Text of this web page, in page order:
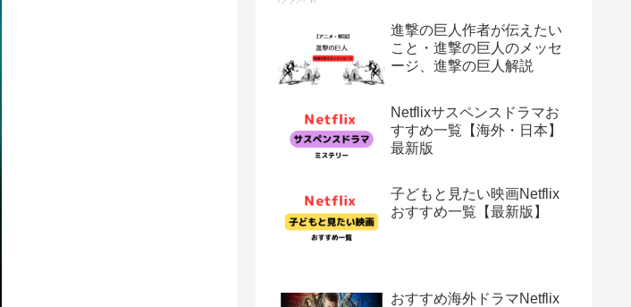
進撃の巨人作者が伝えたい
こと・進撃の巨人のメッセ
ージ、進撃の巨人解説
Netflixサスペンスドラマお
すすめ一覧【海外・日本】
最新版
子どもと見たい映画Netflix
おすすめ一覧【最新版】
おすすめ海外ドラマNetflix